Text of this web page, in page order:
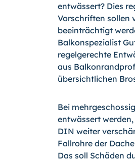
entwässert? Dies
Vorschriften sollen
beeinträchtigt
Balkonspezialist
regelgerechte
aus
übersichtlichen
Bei
entwässert
DIN weiter
Fallrohre der
Das soll Schäden